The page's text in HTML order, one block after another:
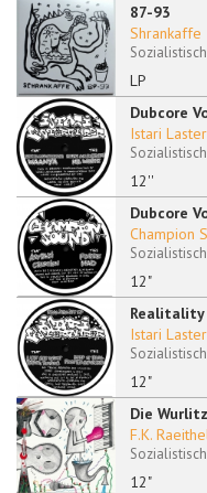
87-93
LP
Shrankaffe
Dubcore
12''
Istari
Dubcore
12"
Champion
Realitality
12"
Istari
Die
12"
F.K.